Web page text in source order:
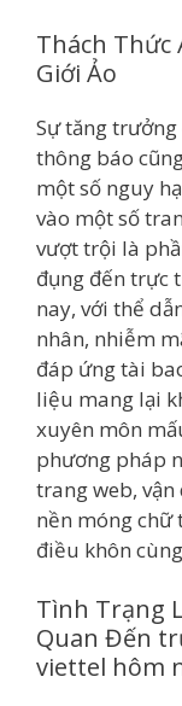
Thách
Giới Ảo
Sự tăng
thông báo
một số nguy
vào một số
vượt trội là
đụng đến trực
nay, với thể
nhân, nhiễm
đáp ứng tài
liệu mang lại
xuyên môn
phương pháp
trang web,
nền móng chữ
điều khôn
Tình Trạng
Quan Đến
viettel hôm